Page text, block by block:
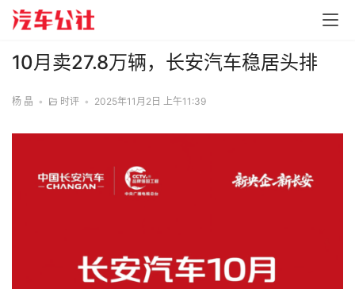
10月卖27.8万辆，长安汽车稳居头排
杨 晶 • 时评 • 2025年11月2日 上午11:39